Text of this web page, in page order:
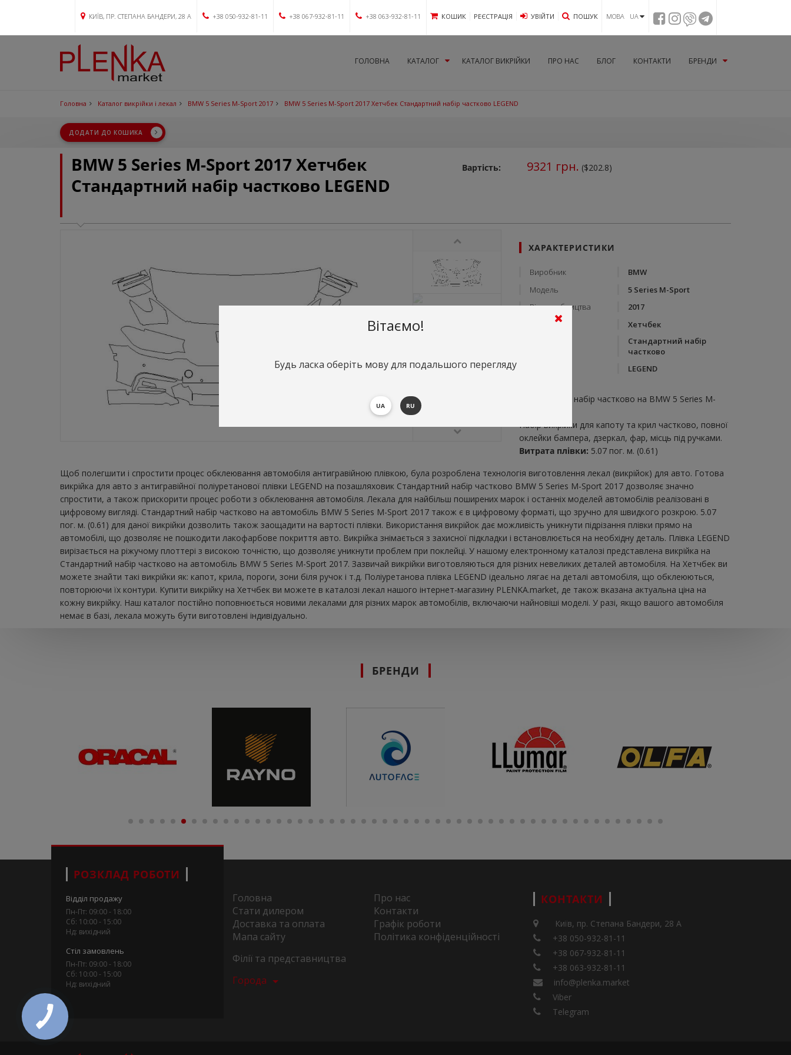
КИЇВ, ПР. СТЕПАНА БАНДЕРИ, 28 А +38 050-932-81-11 +38 067-932-81-11 +38 063-932-81-11 КОШИК РЕЄСТРАЦІЯ УВIЙТИ ПОШУК МОВА UA
ГОЛОВНА КАТАЛОГ КАТАЛОГ ВИКРІЙКИ ПРО НАС БЛОГ КОНТАКТИ БРЕНДИ
Головна Каталог викрійки і лекал BMW 5 Series M-Sport 2017 BMW 5 Series M-Sport 2017 Хетчбек Стандартний набір частково LEGEND
ДОДАТИ ДО КОШИКА
BMW 5 Series M-Sport 2017 Хетчбек
Стандартний набір частково LEGEND
Вартість: 9321 грн. ($202.8)
ХАРАКТЕРИСТИКИ
Виробник
BMW
Модель
5 Series M-Sport
Рік виробництва
2017
Тип кузову
Хетчбек
Стандартний набір
частково
LEGEND
Стандартний набір частково на BMW 5 Series M-
Набір викрійки для капоту та крил частково, повної
оклейки бампера, дзеркал, фар, місць під ручками.
Витрата плівки: 5.07 пог. м. (0.61)
Щоб полегшити і спростити процес обклеювання автомобіля антигравійною плівкою, була розроблена технологія виготовлення лекал (викрійок) для авто. Готова
викрійка для авто з антигравійної поліуретанової плівки LEGEND на позашляховик Стандартний набір частково BMW 5 Series M-Sport 2017 дозволяє значно
спростити, а також прискорити процес роботи з обклеювання автомобіля. Лекала для найбільш поширених марок і останніх моделей автомобілів реалізовані в
цифровому вигляді. Стандартний набір частково на автомобіль BMW 5 Series M-Sport 2017 також є в цифровому форматі, що зручно для швидкого розкрою. 5.07
пог. м. (0.61) для даної викрійки дозволить також заощадити на вартості плівки. Використання викрійок дає можливість уникнути підрізання плівки прямо на
автомобілі, що дозволяє не пошкодити лакофарбове покриття авто. Викрійка знімається з захисної підкладки і встановлюється на необхідну деталь. Плівка LEGEND
вирізається на ріжучому плоттері з високою точністю, що дозволяє уникнути проблем при поклейці. У нашому електронному каталозі представлена ​​викрійка на
Стандартний набір частково на автомобіль BMW 5 Series M-Sport 2017. Зазвичай викрійки виготовляються для різних невеликих деталей автомобіля. На Хетчбек ви
можете знайти такі викрійки як: капот, крила, пороги, зони біля ручок і т.д. Поліуретанова плівка LEGEND ідеально лягає на деталі автомобіля, що обклеюються,
повторюючи їх контури. Купити викрійку на Хетчбек ви можете в каталозі лекал нашого інтернет-магазину PLENKA.market, де також вказана актуальна ціна на
кожну викрійку. Наш каталог постійно поповнюється новими лекалами для різних марок автомобілів, включаючи найновіші моделі. У разі, якщо вашого автомобіля
немає в базі, лекала можуть бути виготовлені індивідуально.
БРЕНДИ
РОЗКЛАД РОБОТИ
Відділ продажу
Пн-Пт: 09:00 - 18:00
Сб: 10:00 - 15:00
Нд: вихідний
Стіл замовлень
Пн-Пт: 09:00 - 18:00
Сб: 10:00 - 15:00
Нд: вихідний
Головна
Про нас
Стати дилером
Контакти
Доставка та оплата
Графік роботи
Мапа сайту
Політика конфіденційності
Філії та представництва
Города
КОНТАКТИ
Київ, пр. Степана Бандери, 28 А
+38 050-932-81-11
+38 067-932-81-11
+38 063-932-81-11
info@plenka.market
Viber
Telegram
Вітаємо!
Будь ласка оберіть мову для подальшого перегляду
UA RU